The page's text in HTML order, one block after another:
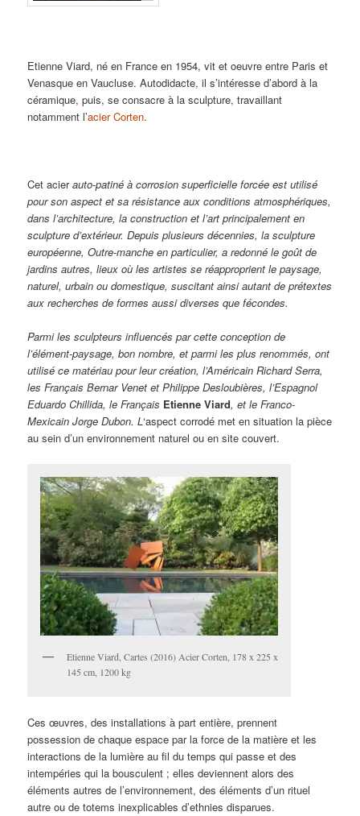
Etienne Viard, né en France en 1954, vit et oeuvre entre Paris et
Venasque en Vaucluse. Autodidacte, il s’intéresse d’abord à la
céramique, puis, se consacre à la sculpture, travaillant
notamment l’acier Corten.
Cet acierauto-patiné à corrosion superficielle forcée est utilisé
pour son aspect et sa résistance aux conditions atmosphériques,
dans l’architecture, la construction et l’art principalement en
sculpture d’extérieur. Depuis plusieurs décennies, la sculpture
européenne, Outre-manche en particulier, a redonné le goût de
jardins autres, lieux où les artistes se réapproprient le paysage,
naturel, urbain ou domestique, suscitant ainsi autant de prétextes
aux recherches de formes aussi diverses que fécondes.
Parmi les sculpteurs influencés par cette conception de
l’élément-paysage, bon nombre, et parmi les plus renommés, ont
utilisé ce matériau pour leur création, l’Américain Richard Serra,
les Français Bernar Venet et Philippe Desloubières, l’Espagnol
Eduardo Chillida, le Français Etienne Viard, et le Franco-
Mexicain Jorge Dubon. L‘aspect corrodé met en situation la pièce
au sein d’un environnement naturel ou en site couvert.
Etienne Viard, Cartes (2016) Acier Corten, 178 x 225 x
145 cm, 1200 kg
Ces œuvres, des installations à part entière, prennent
possession de chaque espace par la force de la matière et les
interactions de la lumière au fil du temps qui passe et des
intempéries qui la bousculent ; elles deviennent alors des
éléments autres de l’environnement, des éléments d’un rituel
autre ou de totems inexplicables d’ethnies disparues.